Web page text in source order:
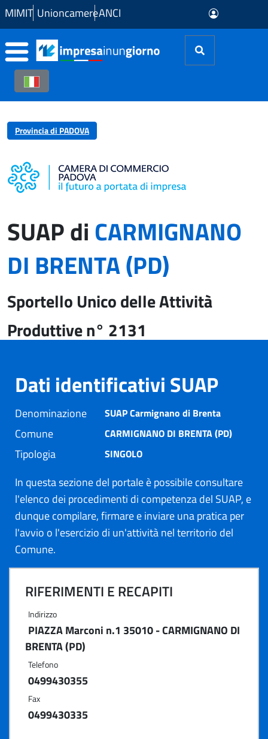
Skip to Main Content
MIMIT UnioncamereANCI
Provincia di PADOVA
SUAP diCARMIGNANO
DI BRENTA (PD)
Sportello Unico delle Attività
Produttive n° 2131
Dati identificativi SUAP
Denominazione SUAP Carmignano di Brenta
Comune CARMIGNANO DI BRENTA (PD)
Tipologia SINGOLO
In questa sezione del portale è possibile consultare
l'elenco dei procedimenti di competenza del SUAP, e
dunque compilare, firmare e inviare una pratica per
l'avvio o l'esercizio di un'attività nel territorio del
Comune.
RIFERIMENTI E RECAPITI
Indirizzo
PIAZZA Marconi n.1 35010 - CARMIGNANO DI
BRENTA (PD)
Telefono
0499430355
Fax
0499430335